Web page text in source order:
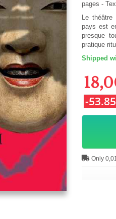
pages -
Le théâtre
pays est
presque
pratique
Shipped
-
Only